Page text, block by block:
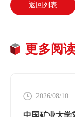
返回列表
更多阅
2026/08/10
中国矿业大学